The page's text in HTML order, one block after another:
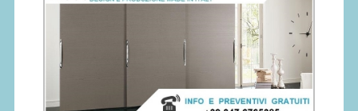
VESTALIA